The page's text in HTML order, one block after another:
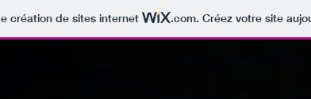
création de sites internet .com. Créez votre site